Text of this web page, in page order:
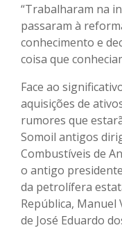
“Trabalharam na
passaram à
conhecimento e
coisa que
Face ao
aquisições de
rumores que
Somoil antigos
Combustíveis de
o antigo
da petrolífera
República, Manuel
de José Eduardo